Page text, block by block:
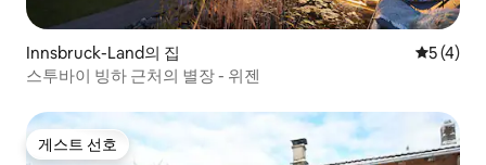
Innsbruck-Land의 집 평점 5점
5 (4)
스투바이 빙하 근처의 별장 - 위젠
게스트 선호
게스트 선호